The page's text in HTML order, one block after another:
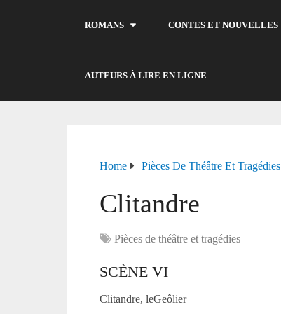
ROMANS CONTES ET NOUVELLES
AUTEURS À LIRE EN LIGNE
Home Pièces De Théâtre Et Tragédies
Clitandre
Pièces de théâtre et tragédies
SCÈNE VI
Clitandre, leGeôlier